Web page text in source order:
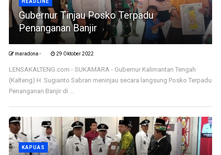
HEADLINE
Gubernur Tinjau Posko Terpadu
Penanganan Banjir
maradona - 29 Oktober 2022
LENSAKALTENG.com - SUKAMARA - Gubernur Kalimantan Tengah
(Kalteng) H. Sugianto Sabran meninjau secara langsung Posko Terpadu
Penanganan Banjir di ...
KAPUAS